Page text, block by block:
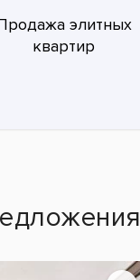
элитных
квартир